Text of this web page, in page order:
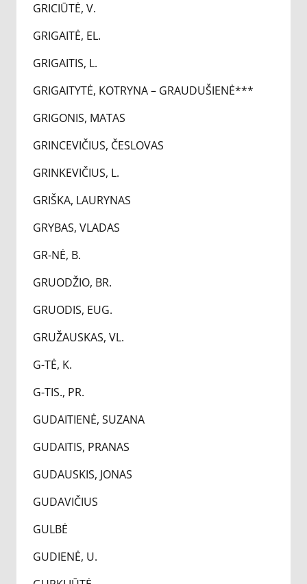
GRICIŪTĖ, V.
GRIGAITĖ, EL.
GRIGAITIS, L.
GRIGAITYTĖ, KOTRYNA – GRAUDUŠIENĖ***
GRIGONIS, MATAS
GRINCEVIČIUS, ČESLOVAS
GRINKEVIČIUS, L.
GRIŠKA, LAURYNAS
GRYBAS, VLADAS
GR-NĖ, B.
GRUODŽIO, BR.
GRUODIS, EUG.
GRUŽAUSKAS, VL.
G-TĖ, K.
G-TIS., PR.
GUDAITIENĖ, SUZANA
GUDAITIS, PRANAS
GUDAUSKIS, JONAS
GUDAVIČIUS
GULBĖ
GUDIENĖ, U.